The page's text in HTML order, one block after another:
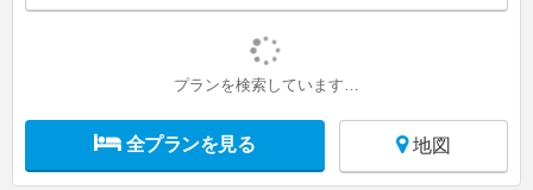
プランを検索しています…
全プランを見る 地図